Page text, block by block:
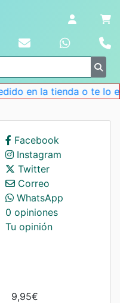
en la tienda o te lo
Facebook
Instagram
Twitter
Correo
WhatsApp
0 opiniones
Tu opinión
9,95€